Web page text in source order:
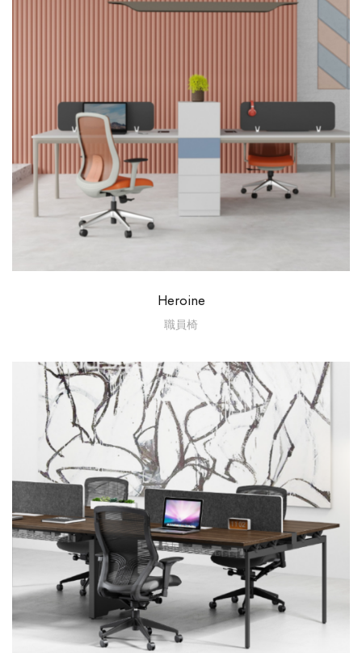
Heroine
職員椅